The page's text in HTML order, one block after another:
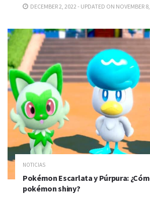
DECEMBER 2, 2022 - UPDATED ON NOVEMBER
NOTICIAS
Pokémon Escarlata y Púrpura:
pokémon shiny?